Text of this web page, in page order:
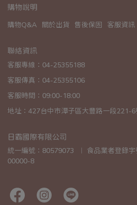
購物說明
購物Q&A 關於出貨 售後保固 客服資訊
聯絡資訊
客服專線：04-25355188
客服傳真：04-25355106
客服時間：09:00-18:00
地址：427台中市潭子區大豐路一段221-6
日霸國際有限公司
統一編號：80579073  ︱ 食品業者登錄
00000-8